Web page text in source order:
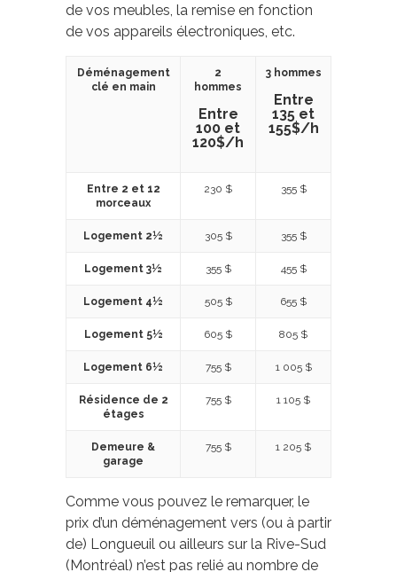
de vos meubles, la remise en fonction
de vos appareils électroniques, etc.
Déménagement
clé en main
2
hommes
Entre
100 et
120$/h
3 hommes
Entre
135 et
155$/h
Entre 2 et 12
morceaux
230 $ 355 $
Logement 2½ 305 $ 355 $
Logement 3½ 355 $ 455 $
Logement 4½ 505 $ 655 $
Logement 5½ 605 $ 805 $
Logement 6½ 755 $ 1 005 $
Résidence de 2
étages
755 $ 1 105 $
Demeure &
garage
755 $ 1 205 $
Comme vous pouvez le remarquer, le
prix d’un déménagement vers (ou à partir
de) Longueuil ou ailleurs sur la Rive-Sud
(Montréal) n’est pas relié au nombre de